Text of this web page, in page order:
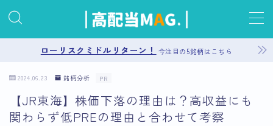
お問い合わせ
プライバシーポリシー
ローリスクミドルリターン！ 今注目の5銘柄はこちら
2024.06.23 銘柄分析 PR
【JR東海】株価下落の理由は？高収益にも
関わらず低PREの理由と合わせて考察